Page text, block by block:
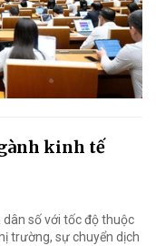
kinh tế
số với tốc độ thuộc
trường, sự chuyển dịch